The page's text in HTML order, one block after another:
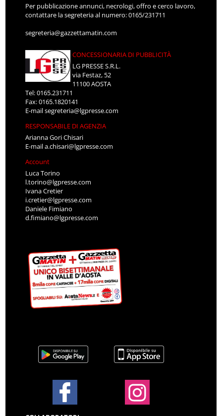
Per pubblicazione annunci, necrologi, offro e cerco lavoro,
contattare la segreteria al numero: 0165/231711
segreteria@gazzettamatin.com
CONCESSIONARIA DI PUBBLICITÀ
LG PRESSE S.R.L.
via Festaz, 52
11100 AOSTA
Tel: 0165.231711
Fax: 0165.1820141
E-mailsegreteria@lgpresse.com
RESPONSABILE DI AGENZIA
Arianna Gori Chisari
E-maila.chisari@lgpresse.com
Account
Luca Torino
l.torino@lgpresse.com
Ivana Cretier
i.cretier@lgpresse.com
Daniele Fimiano
d.fimiano@lgpresse.com